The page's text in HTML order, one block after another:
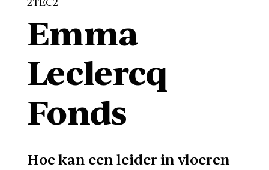
Emma
Leclercq
Fonds
Hoe kan een leider in vloeren